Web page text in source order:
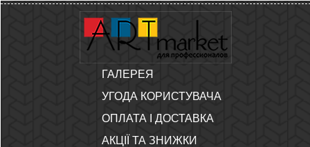
ГАЛЕРЕЯ
УГОДА КОРИСТУВАЧА
ОПЛАТА І ДОСТАВКА
АКЦІЇ ТА ЗНИЖКИ